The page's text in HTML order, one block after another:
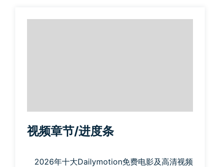
视频章节/进度条
2026年十大Dailymotion免费电影及高清视频